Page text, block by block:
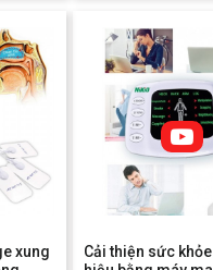
xung
Cải thiện sức